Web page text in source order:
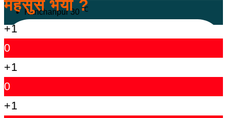
Kanchanpur 30 ℃
महसुस भयो ?
+1
0
+1
0
+1